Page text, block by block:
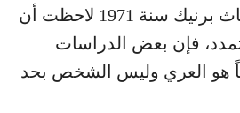
مع هذا، برغم أن أبحاث برنيك سنة 1971 لاحظت أن
فإن بعض الدراسات
هو العري وليس الشخص بحد